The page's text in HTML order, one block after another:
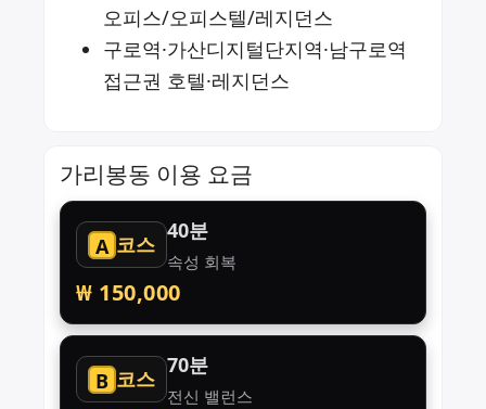
오피스/오피스텔/레지던스
구로역·가산디지털단지역·남구로역
접근권 호텔·레지던스
가리봉동 이용 요금
A 코스
40분
속성 회복
₩ 150,000
B 코스
70분
전신 밸런스